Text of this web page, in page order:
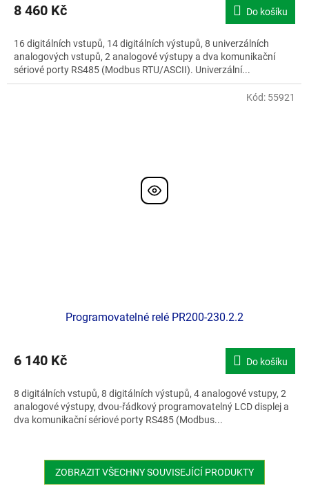
8 460 Kč Do košíku
16 digitálních vstupů, 14 digitálních výstupů, 8 univerzálních
analogových vstupů, 2 analogové výstupy a dva komunikační
sériové porty RS485 (Modbus RTU/ASCII). Univerzální...
Programovatelné relé PR200-230.2.2
6 140 Kč Do košíku
8 digitálních vstupů, 8 digitálních výstupů, 4 analogové vstupy, 2
analogové výstupy, dvou-řádkový programovatelný LCD displej a
dva komunikační sériové porty RS485 (Modbus...
Kód: 55921
ZOBRAZIT VŠECHNY SOUVISEJÍCÍ PRODUKTY